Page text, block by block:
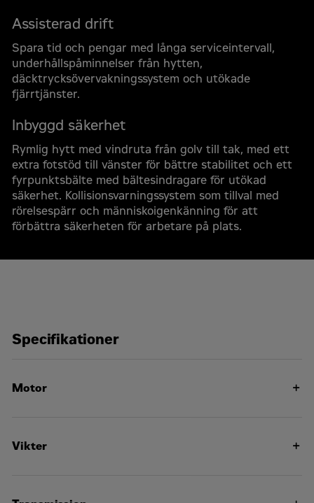
Assisterad drift
Spara tid och pengar med långa serviceintervall,
underhållspåminnelser från hytten,
däcktrycksövervakningssystem och utökade
fjärrtjänster.
Inbyggd säkerhet
Rymlig hytt med vindruta från golv till tak, med ett
extra fotstöd till vänster för bättre stabilitet och ett
fyrpunktsbälte med bältesindragare för utökad
säkerhet. Kollisionsvarningssystem som tillval med
rörelsespärr och människoigenkänning för att
förbättra säkerheten för arbetare på plats.
Specifikationer
Motor
Vikter
För- och efternamn
Företagsnamn
Organisationsnummer